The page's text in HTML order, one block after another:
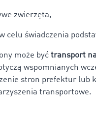
zwierzęta,
celu świadczenia
może być transport
wspomnianych
stron prefektur lub
transportowe.